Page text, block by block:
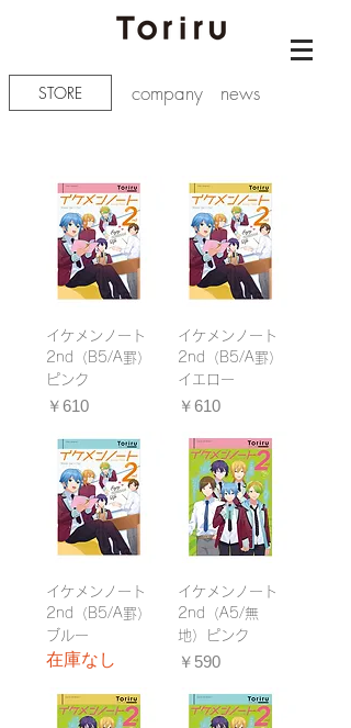
STORE company news
イケメンノート
2nd（B5/A罫）
ピンク
価格
￥610
イケメンノート
2nd（B5/A罫）
イエロー
価格
￥610
イケメンノート
2nd（B5/A罫）
ブルー
在庫なし
イケメンノート
2nd（A5/無
地）ピンク
価格
￥590